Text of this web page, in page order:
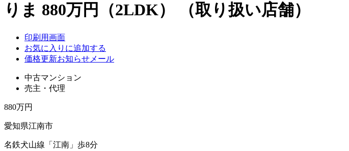
りま 880万円（2LDK）
（取り扱い店舗）
印刷用画面
お気に入りに追加する
価格更新お知らせメール
中古マンション
売主・代理
880万円
愛知県江南市
名鉄犬山線「江南」歩8分